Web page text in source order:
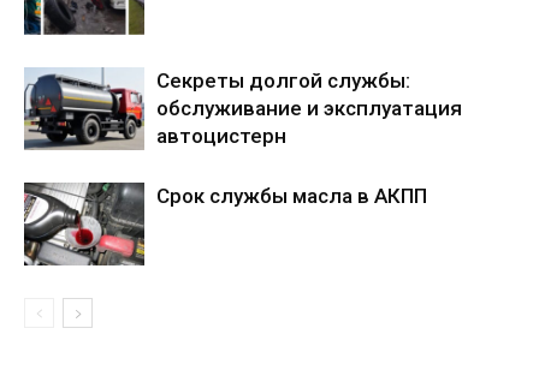
Секреты долгой службы:
обслуживание и эксплуатация
автоцистерн
Срок службы масла в АКПП